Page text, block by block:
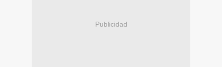
Publicidad